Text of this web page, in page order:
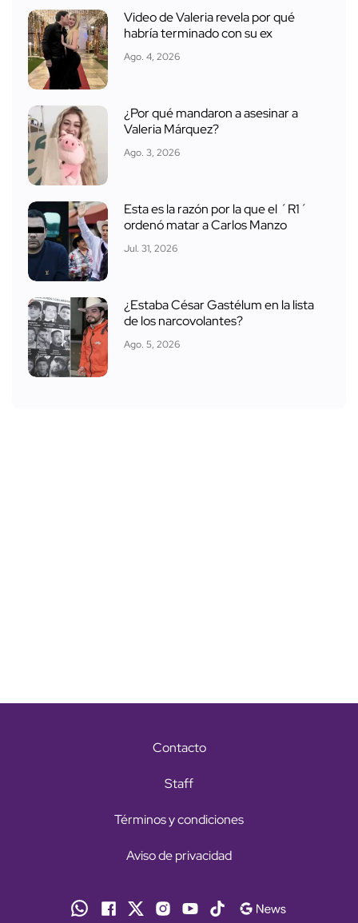
Video de Valeria revela por qué
habría terminado con su ex
Ago. 4, 2026
¿Por qué mandaron a asesinar a
Valeria Márquez?
Ago. 3, 2026
Esta es la razón por la que el ´R1´
ordenó matar a Carlos Manzo
Jul. 31, 2026
¿Estaba César Gastélum en la lista
de los narcovolantes?
Ago. 5, 2026
Contacto
Staff
Términos y condiciones
Aviso de privacidad